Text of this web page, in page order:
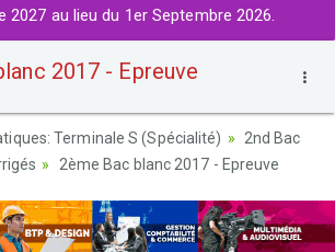
2027 au lieu du 1er Septembre 2026.
2017 - Epreuve
Terminale S (Spécialité)
2nd Bac
2ème Bac blanc 2017 - Epreuve